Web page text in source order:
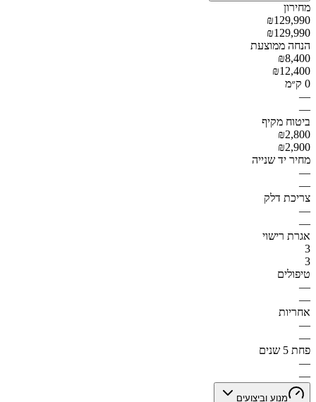
מחירון
₪129,990
₪129,990
הנחה ממוצעת
₪8,400
₪12,400
0 ק״מ
—
—
ביטוח מקיף
₪2,800
₪2,900
מחיר יד שנייה
—
—
צריכת דלק
—
—
אגרת רישוי
3
3
טיפולים
—
—
אחריות
—
—
פחת 5 שנים
—
—
מנוע וביצועים